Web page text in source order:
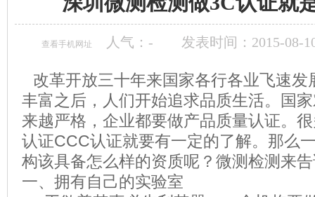
查看手机网址 人气： - 发表时间：2015-08-
改革开放三十年来国家各行各业飞速发
丰富之后，人们开始追求品质生活。国
来越严格，企业都要做产品质量认证。
认证CCC认证就要有一定的了解。那么
构该具备怎么样的资质呢？微测检测来
一、拥有自己的实验室